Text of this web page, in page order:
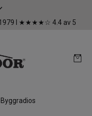
1979 I ★★★★☆ 4.4 av 5
Byggradios